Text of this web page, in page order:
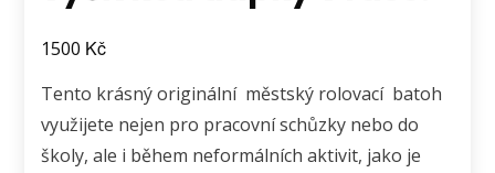
1500 Kč
Tento krásný originální městský rolovací batoh
využijete nejen pro pracovní schůzky nebo do
školy, ale i během neformálních aktivit, jako je